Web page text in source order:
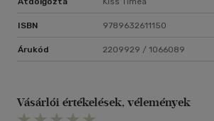
ISBN 9789632611150
Árukód 2209929 / 1066089
Vásárlói értékelések, vélemények